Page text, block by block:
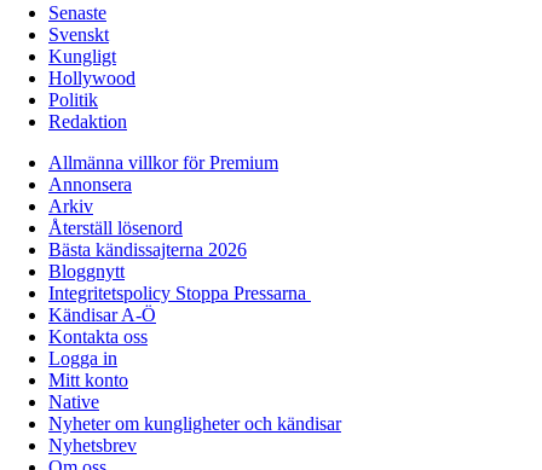
Senaste
Svenskt
Kungligt
Hollywood
Politik
Redaktion
Allmänna villkor för Premium
Annonsera
Arkiv
Återställ lösenord
Bästa kändissajterna 2026
Bloggnytt
Integritetspolicy Stoppa Pressarna
Kändisar A-Ö
Kontakta oss
Logga in
Mitt konto
Native
Nyheter om kungligheter och kändisar
Nyhetsbrev